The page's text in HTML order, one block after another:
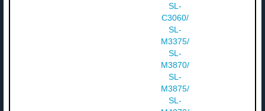
SL-
C3060/
SL-
M3375/
SL-
M3870/
SL-
M3875/
SL-